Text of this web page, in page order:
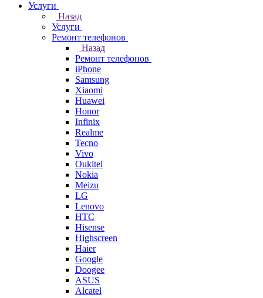
Услуги
Назад
Услуги
Ремонт телефонов
Назад
Ремонт телефонов
iPhone
Samsung
Xiaomi
Huawei
Honor
Infinix
Realme
Tecno
Vivo
Oukitel
Nokia
Meizu
LG
Lenovo
HTC
Hisense
Highscreen
Haier
Google
Doogee
ASUS
Alcatel